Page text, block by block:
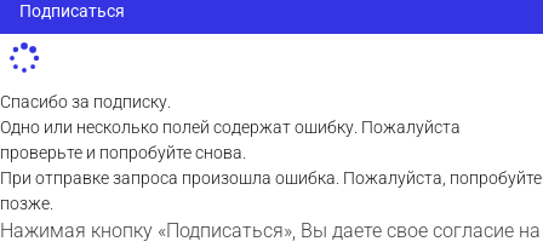
Подписаться
Спасибо за подписку.
Одно или несколько полей содержат ошибку. Пожалуйста
проверьте и попробуйте снова.
При отправке запроса произошла ошибка. Пожалуйста, попробуйте
позже.
Нажимая кнопку «Подписаться», Вы даете свое согласие на